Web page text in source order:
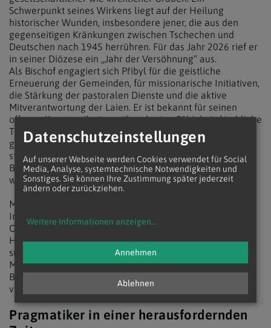
Schwerpunkt seines Wirkens liegt auf der Heilung
historischer Wunden, insbesondere jener, die aus den
gegenseitigen Kränkungen zwischen Tschechen und
Deutschen nach 1945 herrühren. Für das Jahr 2026 rief er
in seiner Diözese ein „Jahr der Versöhnung“ aus.
Als Bischof engagiert sich Přibyl für die geistliche
Erneuerung der Gemeinden, für missionarische Initiativen,
die Stärkung der pastoralen Dienste und die aktive
Mitverantwortung der Laien. Er ist bekannt für seinen
offenen Kommunikationsstil und seine Fähigkeit, kirchliche
Themen verständlich und respektvoll in verschiedenen
gesellschaftlichen Bereichen zu vermitteln. Außerdem
steht er der Kommission der Tschechischen
Bischofskonferenz für den Schutz vor Missbrauch vor und
wirkt als deren Vizepräsident.
Musik bleibt für ihn eine wesentliche Quelle geistlicher
Inspiration. Seit seiner Kindheit begleitet ihn das
Orgelspiel, und die liturgische Musik betrachtet er als
Herzstück des geistlichen Lebens. Auch in seiner Freizeit
sucht er Momente der Ruhe bei gutem Essen, Literatur,
Musik oder auf Pilgerwegen, die er mit Humor,
Bodenständigkeit und großer Nähe zu den Menschen
verbindet.
Pragmatiker in einer herausfordernden
Datenschutzeinstellungen
Auf unserer Webseite werden Cookies verwendet für Social
Media, Analyse, systemtechnische Notwendigkeiten und
Sonstiges. Sie können Ihre Zustimmung später jederzeit
ändern oder zurückziehen.
Weitere Informationen anzeigen...
Ablehnen
Annehmen